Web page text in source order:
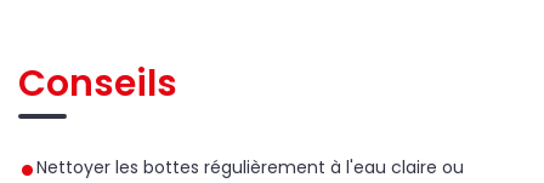
Conseils
Nettoyer les bottes régulièrement à l'eau claire ou